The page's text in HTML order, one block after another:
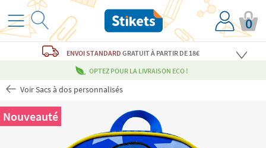
0
ENVOI STANDARDGRATUITÀ PARTIR DE 18€
OPTEZ POUR LA LIVRAISON ECO !
Voir Sacs à dos personnalisés
Nouveauté